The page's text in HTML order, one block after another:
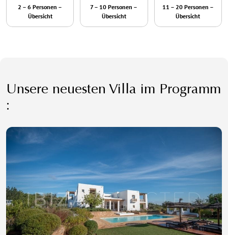
2 – 6 Personen –
Übersicht
7 – 10 Personen –
Übersicht
11 – 20 Personen –
Übersicht
Unsere neuesten Villa im Programm
: